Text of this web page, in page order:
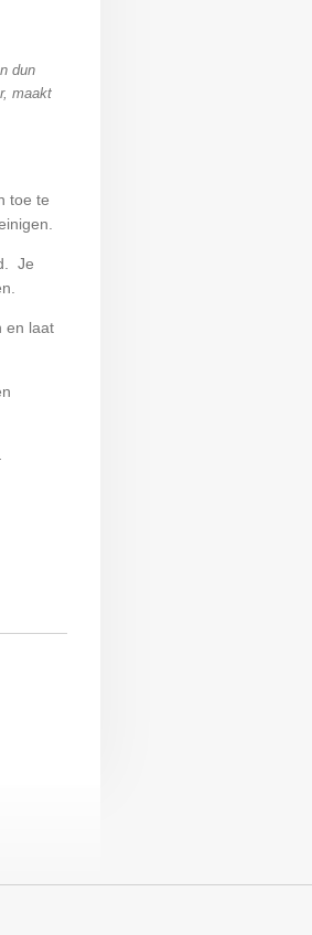
dun
maakt
toe te
Je
en laat